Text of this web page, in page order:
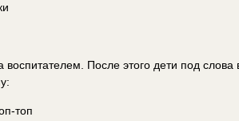
воспитателем. После этого дети под
топ